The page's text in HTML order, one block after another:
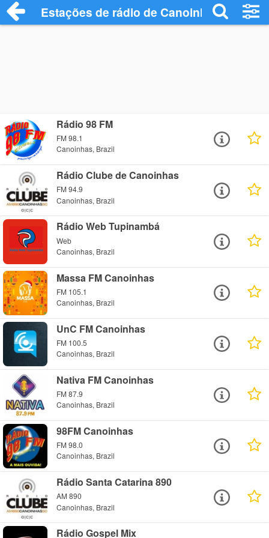
Estações de rádio de Canoinhas - Ouça
Rádio 98 FM
FM 98.1
Canoinhas, Brazil
Rádio Clube de Canoinhas
FM 94.9
Canoinhas, Brazil
Rádio Web Tupinambá
Web
Canoinhas, Brazil
Massa FM Canoinhas
FM 105.1
Canoinhas, Brazil
UnC FM Canoinhas
FM 100.5
Canoinhas, Brazil
Nativa FM Canoinhas
FM 87.9
Canoinhas, Brazil
98FM Canoinhas
FM 98.0
Canoinhas, Brazil
Rádio Santa Catarina 890
AM 890
Canoinhas, Brazil
Rádio Gospel Mix